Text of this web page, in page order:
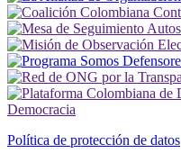
Política de protección de datos